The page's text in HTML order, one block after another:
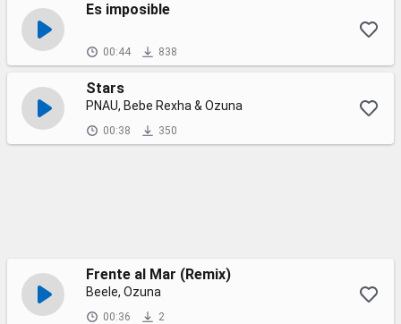
Es imposible
00:44 838
Stars
PNAU, Bebe Rexha & Ozuna
00:38 350
Frente al Mar (Remix)
Beele, Ozuna
00:36 2